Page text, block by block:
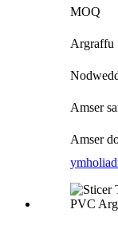
MOQ
Argraffu
Amser
Amser
ymholiad